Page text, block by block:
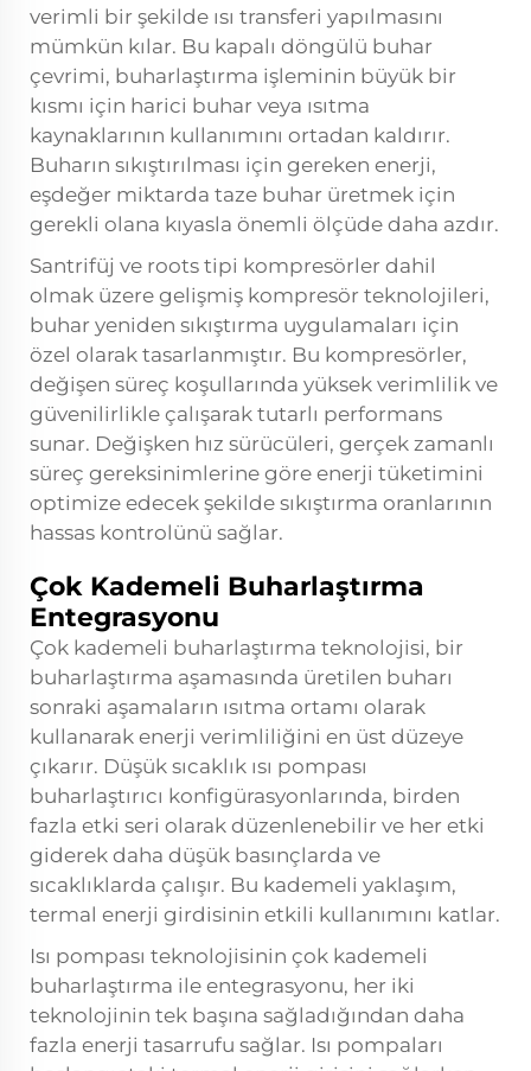
verimli bir şekilde ısı transferi yapılmasını
mümkün kılar. Bu kapalı döngülü buhar
çevrimi, buharlaştırma işleminin büyük bir
kısmı için harici buhar veya ısıtma
kaynaklarının kullanımını ortadan kaldırır.
Buharın sıkıştırılması için gereken enerji,
eşdeğer miktarda taze buhar üretmek için
gerekli olana kıyasla önemli ölçüde daha azdır.
Santrifüj ve roots tipi kompresörler dahil
olmak üzere gelişmiş kompresör teknolojileri,
buhar yeniden sıkıştırma uygulamaları için
özel olarak tasarlanmıştır. Bu kompresörler,
değişen süreç koşullarında yüksek verimlilik ve
güvenilirlikle çalışarak tutarlı performans
sunar. Değişken hız sürücüleri, gerçek zamanlı
süreç gereksinimlerine göre enerji tüketimini
optimize edecek şekilde sıkıştırma oranlarının
hassas kontrolünü sağlar.
Çok Kademeli Buharlaştırma
Entegrasyonu
Çok kademeli buharlaştırma teknolojisi, bir
buharlaştırma aşamasında üretilen buharı
sonraki aşamaların ısıtma ortamı olarak
kullanarak enerji verimliliğini en üst düzeye
çıkarır. Düşük sıcaklık ısı pompası
buharlaştırıcı konfigürasyonlarında, birden
fazla etki seri olarak düzenlenebilir ve her etki
giderek daha düşük basınçlarda ve
sıcaklıklarda çalışır. Bu kademeli yaklaşım,
termal enerji girdisinin etkili kullanımını katlar.
Isı pompası teknolojisinin çok kademeli
buharlaştırma ile entegrasyonu, her iki
teknolojinin tek başına sağladığından daha
fazla enerji tasarrufu sağlar. Isı pompaları